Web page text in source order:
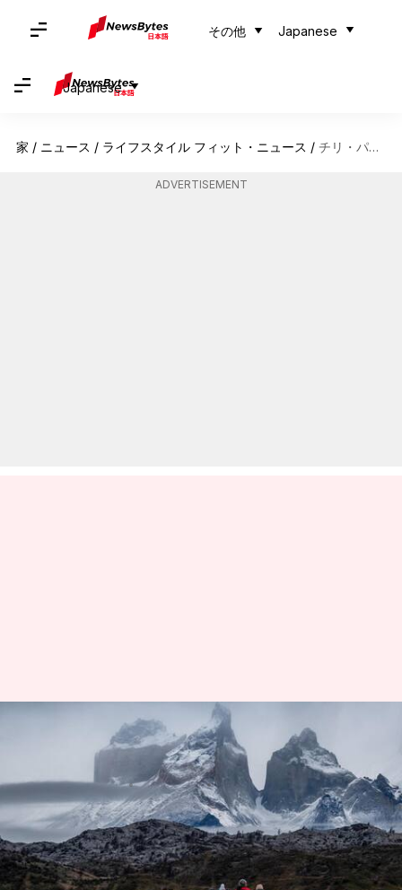
その他 Japanese
Japanese
家 / ニュース / ライフスタイル フィット・ニュース / チリ・パタゴニアの日本人向け山岳トレッキング
ADVERTISEMENT
チリ・パタゴニアの日本人向け
山岳トレッキング
著者 Keito Komeda Jul 02, 2026 04:34 am
どんな話なの
チリのパタゴニアは、日本の冒険者たちにと